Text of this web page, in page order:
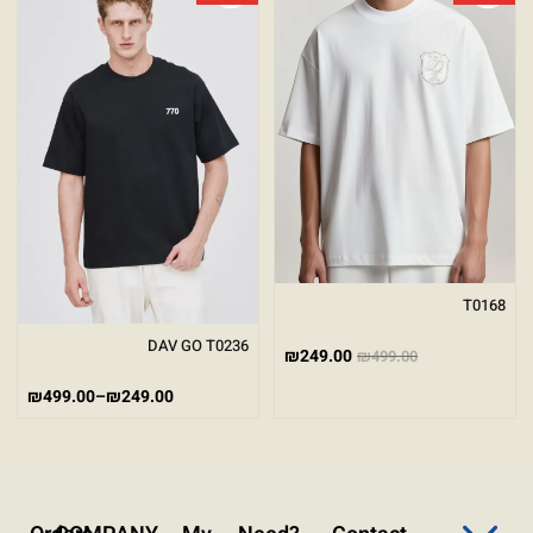
T0168
₪499.00
₪249.00
DAV GO T0236
₪249.00
–
₪499.00
A+
רגיל
ניגודיות גבוהה
ניגודיות הפוכה רקע בהיר